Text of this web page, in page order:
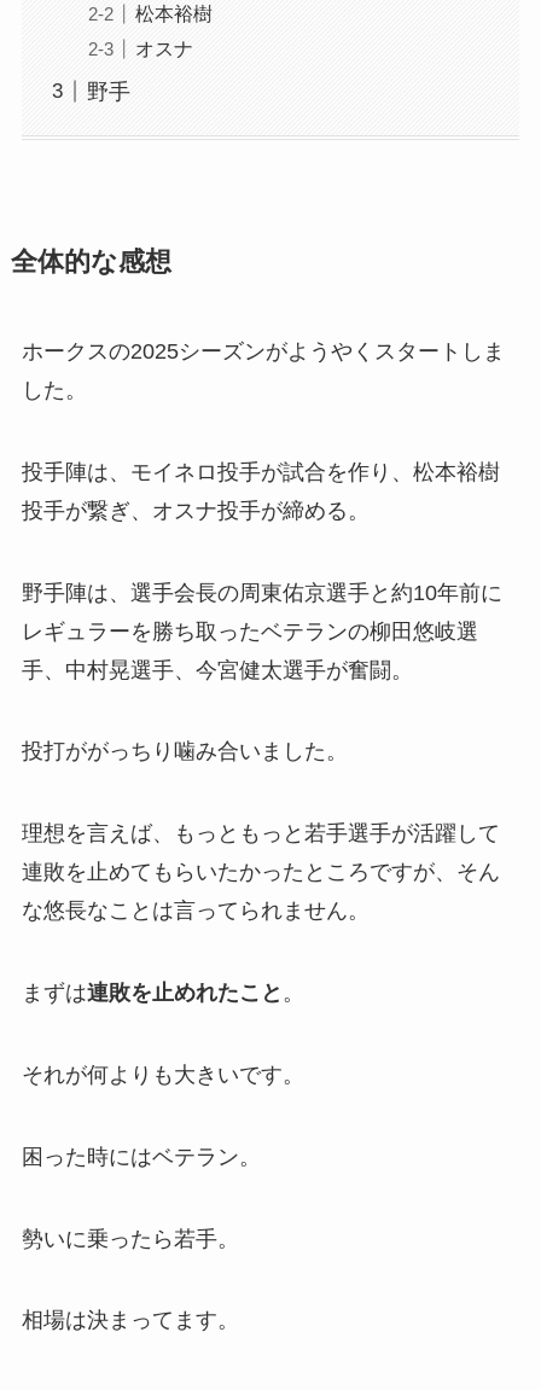
松本裕樹
オスナ
野手
全体的な感想
ホークスの2025シーズンがようやくスタートしま
した。
投手陣は、モイネロ投手が試合を作り、松本裕樹
投手が繋ぎ、オスナ投手が締める。
野手陣は、選手会長の周東佑京選手と約10年前に
レギュラーを勝ち取ったベテランの柳田悠岐選
手、中村晃選手、今宮健太選手が奮闘。
投打ががっちり噛み合いました。
理想を言えば、もっともっと若手選手が活躍して
連敗を止めてもらいたかったところですが、そん
な悠長なことは言ってられません。
まずは連敗を止めれたこと 。
それが何よりも大きいです。
困った時にはベテラン。
勢いに乗ったら若手。
相場は決まってます。